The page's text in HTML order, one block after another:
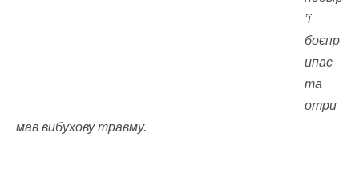
’ї
боєпр
ипас
та
отри
мав вибухову травму.